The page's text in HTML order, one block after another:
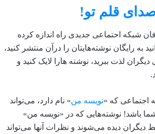
قلم تو!
فان شبکه احتماعی جدیدی راه اندازه کرده
به رایگان نوشته‌هایتان را درآن منتشر کنید،
دیگران لذت ببرید، نوشته هارا لایک کنید و
اجتماعی که «نویسه من» نام دارد، می‌تواند
باشد! نوشته‌هایی که در «نویسه من»
دیگران دیده می‌شوند و نظرات آنها می‌تواند